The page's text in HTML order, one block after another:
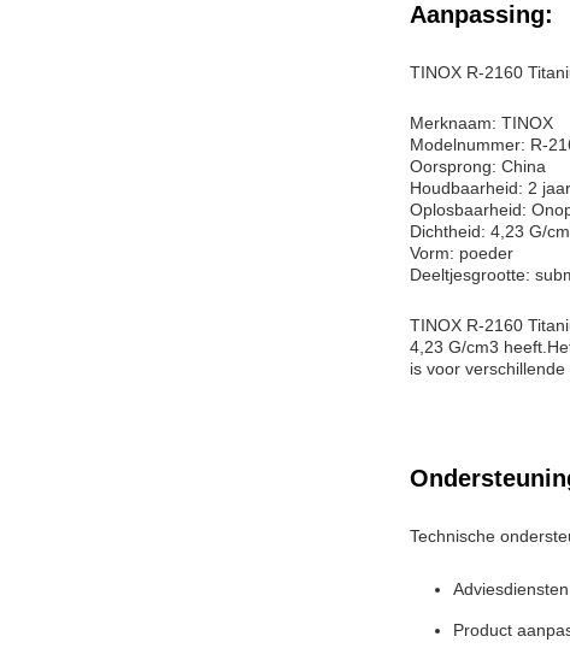
Aanpassing:
TINOX R-2160
Merknaam: TINOX
Modelnummer: R-
Oorsprong: China
Houdbaarheid: 2 jaar
Oplosbaarheid:
Dichtheid: 4,23 G/
Vorm: poeder
Deeltjesgrootte:
TINOX R-2160
4,23 G/cm3
is voor verschillende
Technische
Product